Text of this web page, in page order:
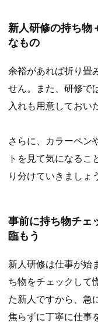
新人研修の持ち
なもの
余裕があれば折り畳
せん。また、研修で
入れも用意しておい
さらに、カラーペン
トを見て気になる
り分けていきましょ
事前に持ち物チェ
臨もう
新人研修は仕事が始
ち物をチェックして
た新人ですから、急
焦らずに丁寧に仕事